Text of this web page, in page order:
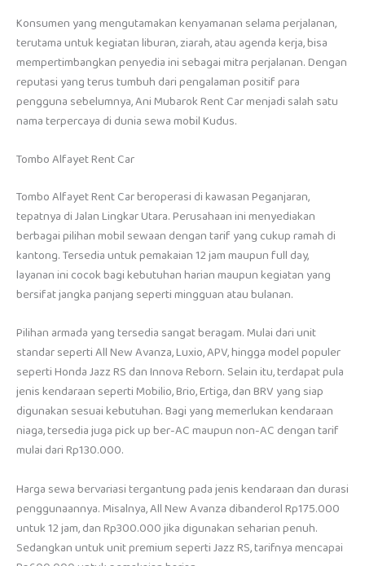
Konsumen yang mengutamakan kenyamanan selama perjalanan,
terutama untuk kegiatan liburan, ziarah, atau agenda kerja, bisa
mempertimbangkan penyedia ini sebagai mitra perjalanan. Dengan
reputasi yang terus tumbuh dari pengalaman positif para
pengguna sebelumnya, Ani Mubarok Rent Car menjadi salah satu
nama terpercaya di dunia sewa mobil Kudus.
Tombo Alfayet Rent Car
Tombo Alfayet Rent Car beroperasi di kawasan Peganjaran,
tepatnya di Jalan Lingkar Utara. Perusahaan ini menyediakan
berbagai pilihan mobil sewaan dengan tarif yang cukup ramah di
kantong. Tersedia untuk pemakaian 12 jam maupun full day,
layanan ini cocok bagi kebutuhan harian maupun kegiatan yang
bersifat jangka panjang seperti mingguan atau bulanan.
Pilihan armada yang tersedia sangat beragam. Mulai dari unit
standar seperti All New Avanza, Luxio, APV, hingga model populer
seperti Honda Jazz RS dan Innova Reborn. Selain itu, terdapat pula
jenis kendaraan seperti Mobilio, Brio, Ertiga, dan BRV yang siap
digunakan sesuai kebutuhan. Bagi yang memerlukan kendaraan
niaga, tersedia juga pick up ber-AC maupun non-AC dengan tarif
mulai dari Rp130.000.
Harga sewa bervariasi tergantung pada jenis kendaraan dan durasi
penggunaannya. Misalnya, All New Avanza dibanderol Rp175.000
untuk 12 jam, dan Rp300.000 jika digunakan seharian penuh.
Sedangkan untuk unit premium seperti Jazz RS, tarifnya mencapai